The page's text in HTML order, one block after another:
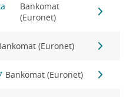
Bankomat
(Euronet)
(Euronet)
Bankomat (Euronet)